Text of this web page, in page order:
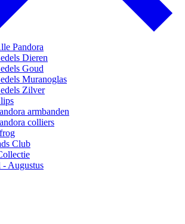
Pandora
Dieren
Goud
Muranoglas
Zilver
armbanden
colliers
Club
- Augustus